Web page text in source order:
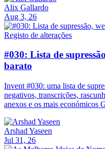
Alix Gallardo
Aug 3, 26
Registo de alterações
#030: Lista de
barato
Invent #030: uma lista de
negativos, transcrições,
anexos e os mais económicos
Arshad Yaseen
Jul 31, 26